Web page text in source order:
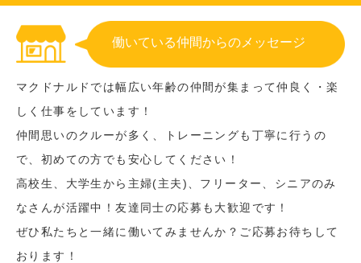
働いている仲間からのメッセージ
マクドナルドでは幅広い年齢の仲間が集まって仲良く・楽
しく仕事をしています！
仲間思いのクルーが多く、トレーニングも丁寧に行うの
で、初めての方でも安心してください！
高校生、大学生から主婦(主夫)、フリーター、シニアのみ
なさんが活躍中！友達同士の応募も大歓迎です！
ぜひ私たちと一緒に働いてみませんか？ご応募お待ちして
おります！